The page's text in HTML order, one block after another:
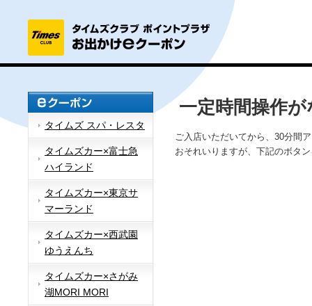
タイムズ スパ・レスタ
タイムズカー×富士急
ハイランド
タイムズカー×東京サ
マーランド
タイムズカー×西武園
ゆうえんち
タイムズカー×さがみ
湖MORI MORI
一定時間操作
ご入店いただいてから、30分間
おそれいりますが、下記のボタ